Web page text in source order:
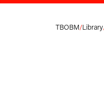
TBOBM/Library